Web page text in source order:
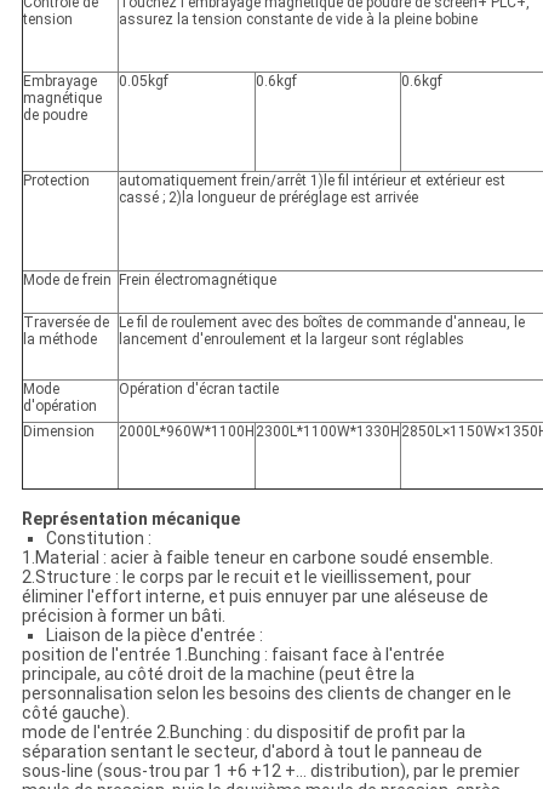
tension
assurez la tension constante de vide à la pleine bobine
Embrayage
magnétique
de poudre
0.05kgf 0.6kgf 0.6kgf
Protection
automatiquement frein/arrêt 1)le fil intérieur et extérieur est
cassé ; 2)la longueur de préréglage est arrivée
Mode de frein Frein électromagnétique
Traversée de
la méthode
Le fil de roulement avec des boîtes de commande d'anneau, le
lancement d'enroulement et la largeur sont réglables
Mode
d'opération
Opération d'écran tactile
Dimension 2000L*960W*1100H 2300L*1100W*1330H
Représentation mécanique
Constitution :
1.Material : acier à faible teneur en carbone soudé ensemble.
2.Structure : le corps par le recuit et le vieillissement, pour
éliminer l'effort interne, et puis ennuyer par une aléseuse de
précision à former un bâti.
Liaison de la pièce d'entrée :
position de l'entrée 1.Bunching : faisant face à l'entrée
principale, au côté droit de la machine (peut être la
personnalisation selon les besoins des clients de changer en le
côté gauche).
mode de l'entrée 2.Bunching : du dispositif de profit par la
séparation sentant le secteur, d'abord à tout le panneau de
sous-line (sous-trou par 1 +6 +12 +… distribution), par le premier